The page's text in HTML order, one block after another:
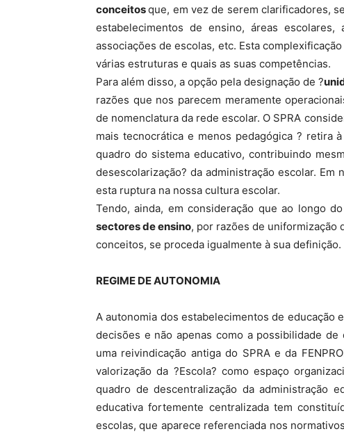
conceitosque, em vez de serem clarificadores,
estabelecimentos de ensino, áreas escolares,
associações de escolas, etc. Esta
várias estruturas e quais as suas competências.
Para além disso, a opção pela designação de ?
razões que nos parecem meramente
de nomenclatura da rede escolar. O SPRA
mais tecnocrática e menos pedagógica ? retira
quadro do sistema educativo, contribuindo
desescolarização? da administração escolar.
esta ruptura na nossa cultura escolar.
Tendo, ainda, em consideração que ao longo
sectores de ensino, por razões de uniformização
conceitos, se proceda igualmente à sua definição.
REGIME DE AUTONOMIA
A autonomia dos estabelecimentos de educação
decisões e não apenas como a possibilidade
uma reivindicação antiga do SPRA e da
valorização da ?Escola? como espaço
quadro de descentralização da administração
educativa fortemente centralizada tem
escolas, que aparece referenciada nos